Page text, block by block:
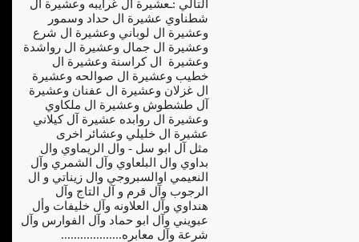
التالي :ـعشيرة ال غرايبه وعشيرة ال
شطناوي عشيرة ال حداد وسمور
وعشيرة ال لوباني وعشيرة ال شرع
وعشيرة ال جمال وعشيرة ال رواشدة
وعشيرة ال كراسنة وعشيرة ال
خطيب وعشيرة ال صوالحه وعشيرة
ال غزلان وعشيرة ال عفنان وعشيرة
آل طشطوش وعشيرة ال ملكاوي
وعشيرة ال روابده عشيرة آل كيلاني
عشيرة ال خليلي وعشائر اخرى
مثل آل ابو سل - وال الريماوي وال
بداوي وال البلعاوي وآل الشمري وآل
النعيمي اوالسبروجي وال زيناتي و ال
الرجوب وآل قرم و آل التاج وآل
هنداوي وآل العلاونه وآل خليفات وأل
عبويني وآل ابو حماد وآل الفوارس وآل
شرعة وآل معابره...................